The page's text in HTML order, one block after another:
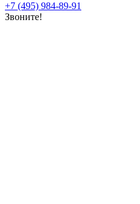
+7 (495) 984-89-91
Звоните!